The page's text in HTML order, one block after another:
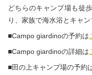
どちらのキャンプ場も徒
り、家族で海水浴とキャ
■Campo giardinoの予約は
■Campo giardinoの詳細は
■田の上キャンプ場の予約